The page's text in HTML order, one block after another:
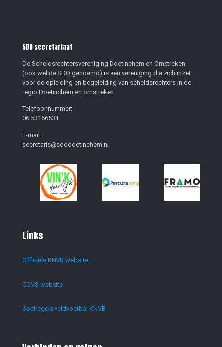
SDO secretariaat
De Scheidsrechtersvereniging Doetinchem en Omstreken
(ook wel de SDO genoemd) is een vereniging die zich inzet
voor de opleiding en begeleiding van scheidsrechters in de
regio Doetinchem en omstreken.
Telefoonnummer:
06 53166534
E-mail:
secretaris@sdodoetinchem.nl
Links
Officiële KNVB website
COVS website
Spelregels veldvoetbal KNVB